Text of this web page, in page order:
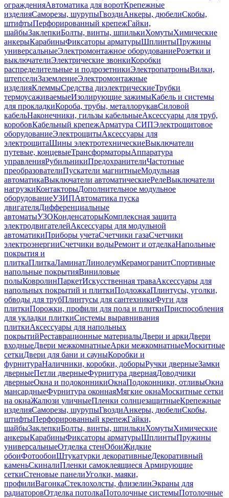
огражденияАвтоматика для воротКрепежные
изделияСаморезы, шурупыГвоздиАнкеры, дюбелиСкобы,
штифтыПерфорированный крепежГайки,
шайбыЗаклепкиБолты, винты, шпилькиХомутыХимические
анкерыКарабиныФиксаторы арматурыШплинтыПружины
универсальныеЭлектромонтажное оборудованиеРозетки и
выключателиЭлектрические звонкиКоробки
распределительные и подрозетникиЭлектропатроныВилки,
штепселиЗаземлениеЭлектромонтажные
изделияКлеммыСредства диэлектрическиеТрубки
термоусаживаемыеИзолирующие зажимыКабель и системы
для прокладкиКороба, трубы, металлорукавСиловой
кабельНаконечники, гильзы кабельныеАксессуары для труб,
коробовКабельный крепежАрматура СИПЭлектрощитовое
оборудованиеЭлектрощитыАксессуары для
электрощитаШины электротехническиеВыключатели
путевые, концевыеТрансформаторыАппаратура
управленияРубильникиПредохранителиЧастотные
преобразователиПускатели магнитныеМодульная
автоматикаВыключатели автоматическиеРелеВыключатели
нагрузкиКонтакторыДополнительное модульное
оборудованиеУЗИПАвтоматика пуска
двигателяДифференциальные
автоматыУЗОКонденсаторыКомплексная защита
электродвигателейАксессуары для модульной
автоматикиПриборы учетаСчетчики газаСчетчики
электроэнергииСчетчики водыРемонт и отделкаНапольные
покрытия и
плиткаПлиткаЛаминатЛинолеумКерамогранитСпортивные
напольные покрытияВиниловые
полыКовролинПаркетИскусственная траваАксессуары для
напольных покрытий и плиткиПодложкаПлинтусы, уголки,
обводы для трубПлинтусы для сантехникиФуги для
плиткиПорожки, профили для пола и плиткиПриспособления
для укладки плиткиСистемы выравнивания
плиткиАксессуары для напольных
покрытийРеставрационные материалыДвери и аркиДвери
входныеДвери межкомнатныеАрки межкомнатныеМоскитные
сеткиДвери для бани и сауныКоробки и
фурнитураНаличники, коробки, доборыРучки дверныеЗамки
дверныеПетли дверныеФурнитура двернаяДоводчики
дверныеОкна и подоконникиОкнаПодоконники, отливыОкна
мансардныеФурнитура оконнаяМягкие окнаМоскитные сетки
на окнаЖалюзи уличныеПленки солнцезащитныеКрепежные
изделияСаморезы, шурупыГвоздиАнкеры, дюбелиСкобы,
штифтыПерфорированный крепежГайки,
шайбыЗаклепкиБолты, винты, шпилькиХомутыХимические
анкерыКарабиныФиксаторы арматурыШплинтыПружины
универсальныеОтделка стенОбоиЖидкие
обоиФотообоиШтукатурки декоративныеДекоративный
каменьСкиналиПленки самоклеящиеся Армирующие
сеткиСтеновые панелиУголки, маяки,
профилиВагонкаСтеклохолсты, флизелинЭкраны для
радиаторовОтделка потолкаПотолочные системыПотолочные